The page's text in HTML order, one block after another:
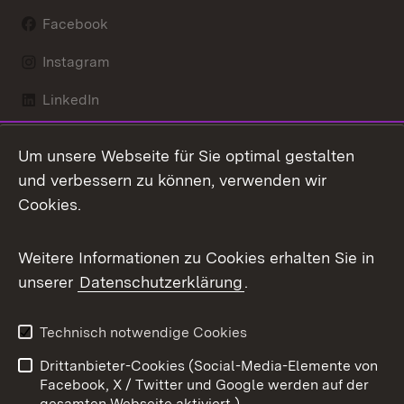
Facebook
Instagram
LinkedIn
X / Twitter
Youtube
Kontakt
Datenschutz
Barrierefreiheit
Impressum
Cookies
Um unsere Webseite für Sie optimal gestalten
und verbessern zu können, verwenden wir
Cookies.
Weitere Informationen zu Cookies erhalten Sie in
unserer Datenschutzerklärung.
Technisch notwendige Cookies
Drittanbieter-Cookies (Social-Media-Elemente von
Facebook, X / Twitter und Google werden auf der